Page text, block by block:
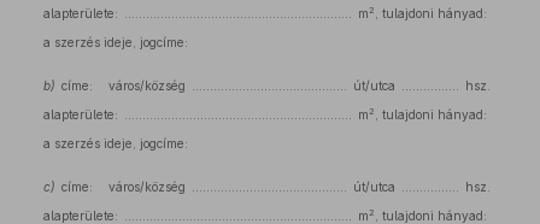
alapterülete: ............................................................... m 2
, tulajdoni hányad:
a szerzés ideje, jogcíme:
b) címe: város/község ........................................... út/utca ................ hsz.
alapterülete: ............................................................... m 2
, tulajdoni hányad:
a szerzés ideje, jogcíme:
c) címe: város/község ........................................... út/utca ................ hsz.
alapterülete: ............................................................... m 2
, tulajdoni hányad: